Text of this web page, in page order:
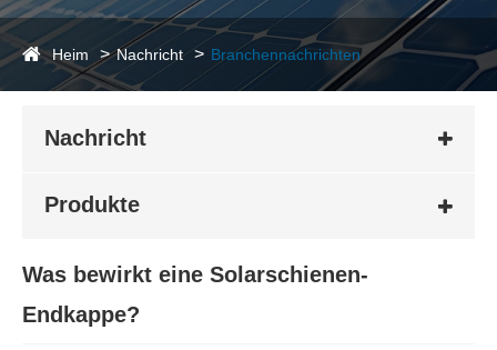
Heim Nachricht Branchennachrichten
Nachricht
Produkte
Was bewirkt eine Solarschienen-
Endkappe?